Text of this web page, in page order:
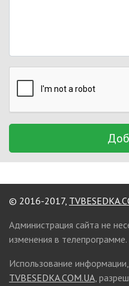
© 2016-2017,
Администрация сайта не
изменения в телепрограмме.
Использование
TVBESEDKA.COM.UA ,